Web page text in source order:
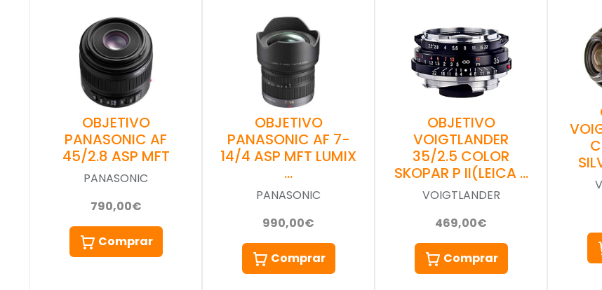
OBJETIVO
PANASONIC AF
45/2.8 ASP MFT
PANASONIC
790,00€
Comprar
OBJETIVO
PANASONIC AF 7-
14/4 ASP MFT LUMIX
…
PANASONIC
990,00€
Comprar
OBJETIVO
VOIGTLANDER
35/2.5 COLOR
SKOPAR P II(LEICA …
VOIGTLANDER
469,00€
Comprar